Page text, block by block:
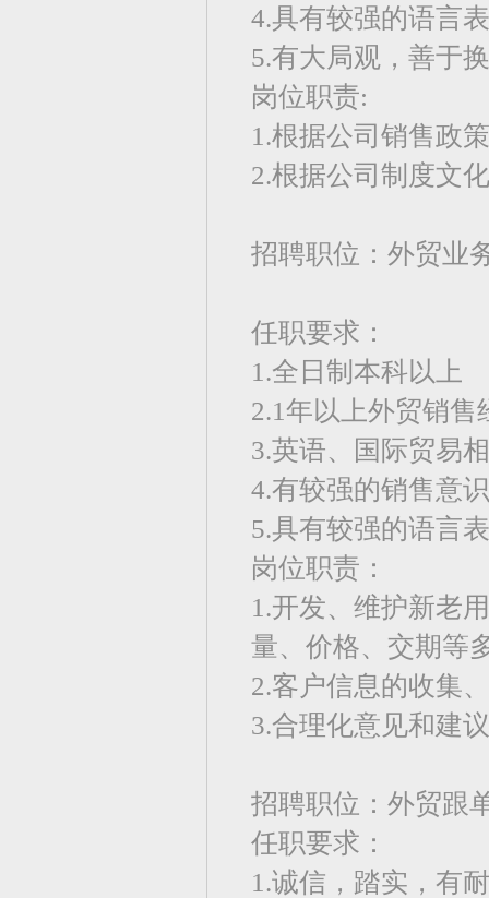
4.具有较强的语言
5.有大局观，善于
岗位职责:
1.根据公司销售政
2.根据公司制度文
招聘职位：外贸业
任职要求：
1.全日制本科以上
2.1年以上外贸销
3.英语、国际贸易
4.有较强的销售意
5.具有较强的语言
岗位职责：
1.开发、维护新老
量、价格、交期等
2.客户信息的收集
3.合理化意见和建
招聘职位：外贸跟
任职要求：
1.诚信，踏实，有